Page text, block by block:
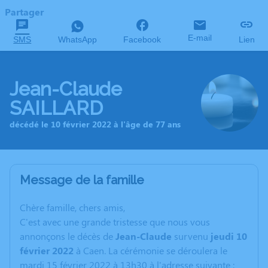
Partager
SMS WhatsApp Facebook E-mail Lien
Jean-Claude
SAILLARD
décédé le 10 février 2022 à l'âge de 77 ans
Message de la famille
Chère famille, chers amis,
C'est avec une grande tristesse que nous vous
annonçons le décès deJean-Claude survenu jeudi 10
février 2022 à Caen. La cérémonie se déroulera le
mardi 15 février 2022 à 13h30 à l'adresse suivante :